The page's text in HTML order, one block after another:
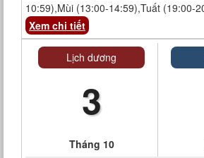
10:59),Mùi (13:00-14:59),Tuất (19:00-
Xem chi tiết
Lịch dương
3
Tháng 10